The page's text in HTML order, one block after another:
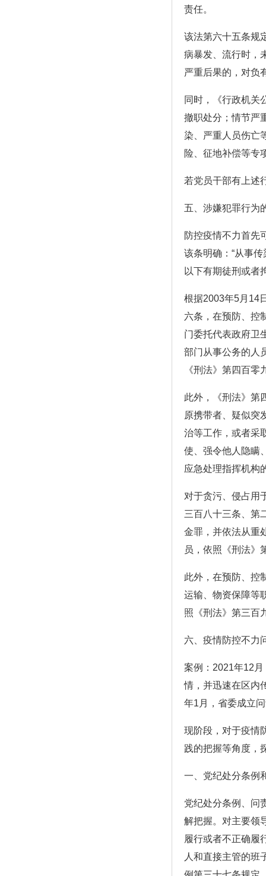
责任。
该法第六十五条规
病暴发、流行时，
严重后果的，对负
同时，《行政机关
撤职处分；情节严
染、严重人员伤亡
险、征地补偿等专
若党员干部有上述
五、涉嫌犯罪行为
防控疫情不力首先
该条明确：“从事
以下有期徒刑或者
根据2003年5月14
六条，在预防、控
门委托代表政府卫
部门从事公务的人
《刑法》第四百
此外，《刑法》第
原携带者、疑似突
治等工作，或者采
使、强令他人隐瞒
应急处理指挥机构
对于贪污、侵占用
三百八十三条、第
金罪，并依法从重
员，依照《刑法》
此外，在预防、控
运输、物资保障等
照《刑法》第三百
六、疫情防控不力
案例：2021年12
情，并迅速在区内
年1月，省委成立
现阶段，对于疫情
践的把握等角度，
一、党纪处分条例
党纪处分条例、问
解把握。对主要领
履行或者不正确履
人和直接主管的班